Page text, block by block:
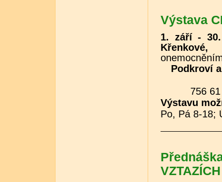
Výstava
1. září -
Podkroví
756
Výstavu
Po, Pá 8-18;